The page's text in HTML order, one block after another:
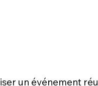
un événement